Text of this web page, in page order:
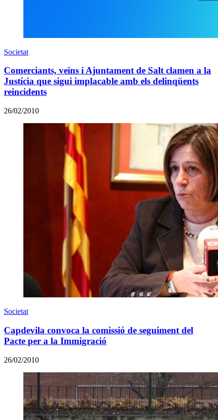
Societat
Comerciants, veïns i Ajuntament de Salt clamen a la
Justícia que sigui implacable amb els delinqüents
reincidents
26/02/2010
Societat
Capdevila convoca la comissió de seguiment del
Pacte per a la Immigració
26/02/2010